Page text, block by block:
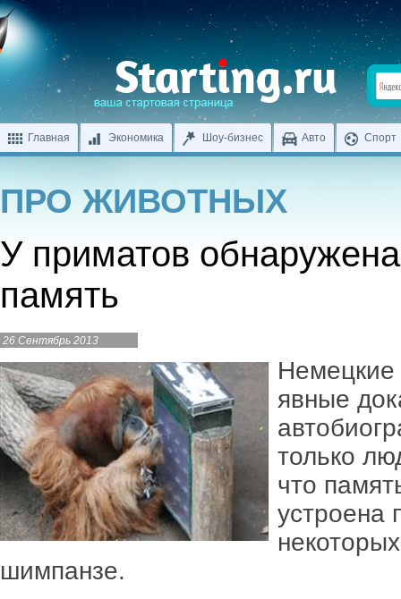
Главная Экономика Шоу-бизнес Авто Спорт
ПРО ЖИВОТНЫХ
У приматов
память
26 Сентябрь 2013
Немецкие
явные
только
что
устроена
шимпанзе.